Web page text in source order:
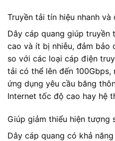
Truyền tải tín hiệu nhanh và
Dây cáp quang giúp
cao và ít bị nhiễu, đảm bảo
so với các loại cáp điện
tải có thể lên đến
ứng dụng yêu cầu băng
Internet tốc độ cao hay hệ
Giúp giảm thiểu hiện tượng
Dây cáp quang có khả